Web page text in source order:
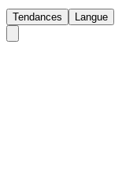
Tendances Langue